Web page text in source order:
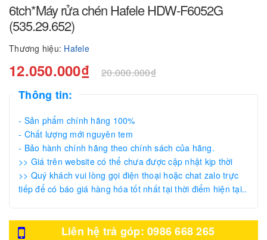
6tch*Máy rửa chén Hafele HDW-F6052G
(535.29.652)
Thương hiệu: Hafele
12.050.000₫ 20.000.000₫
Thông tin:
- Sản phẩm chính hãng 100%
- Chất lượng mới nguyên tem
- Bảo hành chính hãng theo chính sách của hãng.
>> Giá trên website có thể chưa được cập nhật kịp thời
>> Quý khách vui lòng gọi điện thoại hoặc chat zalo trực
tiếp để có báo giá hàng hóa tốt nhất tại thời điểm hiện tại..
Liên hệ trả góp: 0986 668 265